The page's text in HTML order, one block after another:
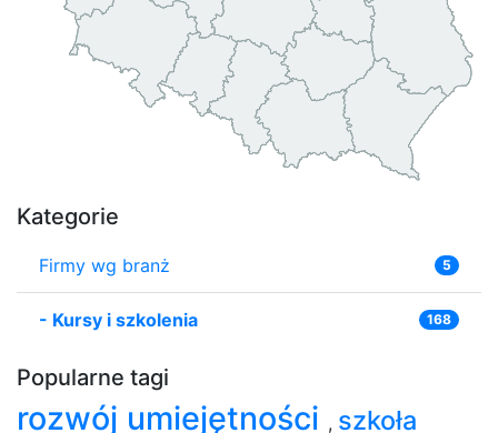
Kategorie
Firmy wg branż 5
- Kursy i szkolenia 168
Popularne tagi
rozwój umiejętności , szkoła